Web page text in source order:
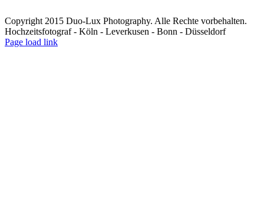
Copyright 2015 Duo-Lux Photography. Alle Rechte vorbehalten.
Hochzeitsfotograf - Köln - Leverkusen - Bonn - Düsseldorf
Facebook
Page load link